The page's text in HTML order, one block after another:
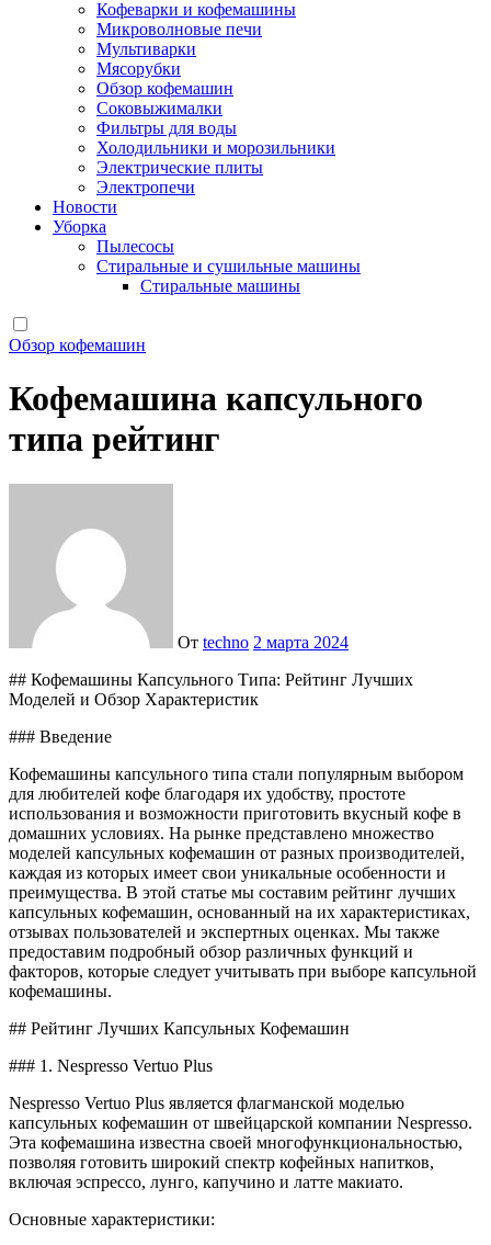
Кофеварки и кофемашины
Микроволновые печи
Мультиварки
Мясорубки
Обзор кофемашин
Соковыжималки
Фильтры для воды
Холодильники и морозильники
Электрические плиты
Электропечи
Новости
Уборка
Пылесосы
Стиральные и сушильные машины
Стиральные машины
Обзор кофемашин
Кофемашина капсульного
типа рейтинг
От techno 2 марта 2024
## Кофемашины Капсульного Типа: Рейтинг Лучших
Моделей и Обзор Характеристик
### Введение
Кофемашины капсульного типа стали популярным выбором
для любителей кофе благодаря их удобству, простоте
использования и возможности приготовить вкусный кофе в
домашних условиях. На рынке представлено множество
моделей капсульных кофемашин от разных производителей,
каждая из которых имеет свои уникальные особенности и
преимущества. В этой статье мы составим рейтинг лучших
капсульных кофемашин, основанный на их характеристиках,
отзывах пользователей и экспертных оценках. Мы также
предоставим подробный обзор различных функций и
факторов, которые следует учитывать при выборе капсульной
кофемашины.
## Рейтинг Лучших Капсульных Кофемашин
### 1. Nespresso Vertuo Plus
Nespresso Vertuo Plus является флагманской моделью
капсульных кофемашин от швейцарской компании Nespresso.
Эта кофемашина известна своей многофункциональностью,
позволяя готовить широкий спектр кофейных напитков,
включая эспрессо, лунго, капучино и латте макиато.
Основные характеристики: